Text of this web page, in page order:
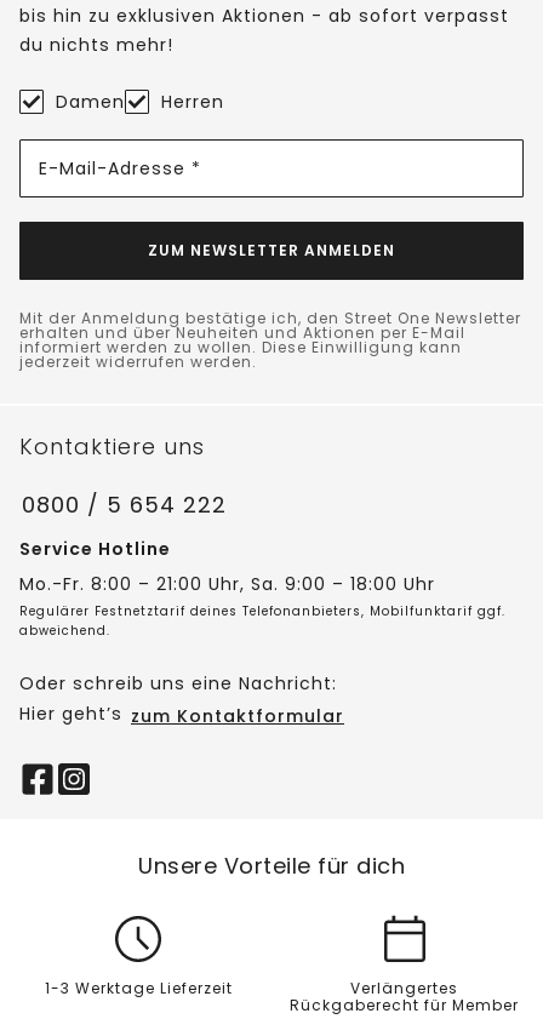
bis hin zu exklusiven Aktionen - ab sofort verpasst
du nichts mehr!
Damen Herren
E-Mail-Adresse *
ZUM NEWSLETTER ANMELDEN
Mit der Anmeldung bestätige ich, den Street One Newsletter
erhalten und über Neuheiten und Aktionen per E-Mail
informiert werden zu wollen. Diese Einwilligung kann
jederzeit widerrufen werden.
Kontaktiere uns
0800 / 5 654 222
Service Hotline
Mo.-Fr. 8:00 – 21:00 Uhr, Sa. 9:00 – 18:00 Uhr
Regulärer Festnetztarif deines Telefonanbieters, Mobilfunktarif ggf.
abweichend.
Oder schreib uns eine Nachricht:
Hier geht’s zum Kontaktformular
Unsere Vorteile für dich
1-3 Werktage Lieferzeit
Verlängertes
Rückgaberecht für Member